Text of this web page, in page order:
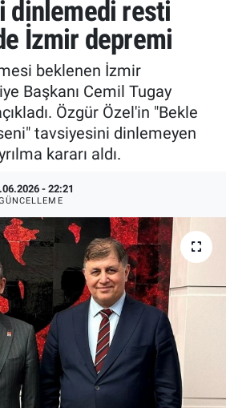
dinlemedi resti
İzmir depremi
beklenen İzmir
Başkanı Cemil Tugay
Özgür Özel'in "Bekle
tavsiyesini dinlemeyen
kararı aldı.
- 22:21